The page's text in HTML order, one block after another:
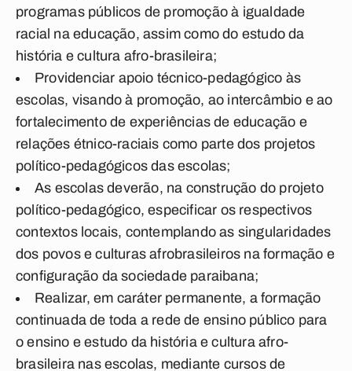
programas públicos de promoção à igualdade
racial na educação, assim como do estudo da
história e cultura afro-brasileira;
Providenciar apoio técnico-pedagógico às
escolas, visando à promoção, ao intercâmbio e ao
fortalecimento de experiências de educação e
relações étnico-raciais como parte dos projetos
político-pedagógicos das escolas;
As escolas deverão, na construção do projeto
político-pedagógico, especificar os respectivos
contextos locais, contemplando as singularidades
dos povos e culturas afrobrasileiros na formação e
configuração da sociedade paraibana;
Realizar, em caráter permanente, a formação
continuada de toda a rede de ensino público para
o ensino e estudo da história e cultura afro-
brasileira nas escolas, mediante cursos de